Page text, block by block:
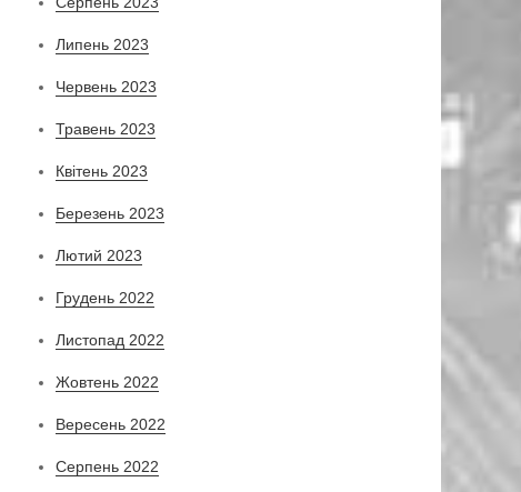
Липень 2023
Червень 2023
Травень 2023
Квітень 2023
Березень 2023
Лютий 2023
Грудень 2022
Листопад 2022
Жовтень 2022
Вересень 2022
Серпень 2022